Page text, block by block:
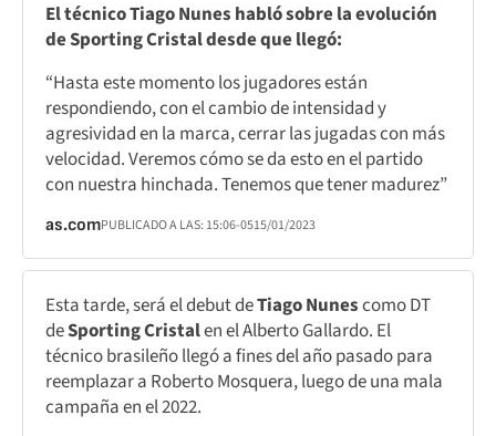
El técnico Tiago Nunes habló sobre la evolución
de Sporting Cristal desde que llegó:
“Hasta este momento los jugadores están
respondiendo, con el cambio de intensidad y
agresividad en la marca, cerrar las jugadas con más
velocidad. Veremos cómo se da esto en el partido
con nuestra hinchada. Tenemos que tener madurez”
as.comPUBLICADO A LAS: 15:06-0515/01/2023
Esta tarde, será el debut deTiago Nunescomo DT
deSporting Cristalen el Alberto Gallardo. El
técnico brasileño llegó a fines del año pasado para
reemplazar a Roberto Mosquera, luego de una mala
campaña en el 2022.